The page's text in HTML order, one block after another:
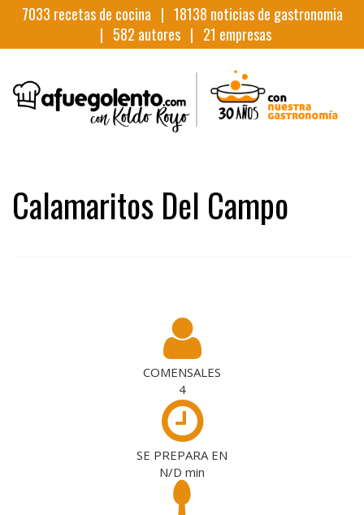
7033 recetas de cocina | 18138 noticias de gastronomia
| 582 autores | 21 empresas
Calamaritos Del Campo
COMENSALES
4
SE PREPARA EN
N/D min